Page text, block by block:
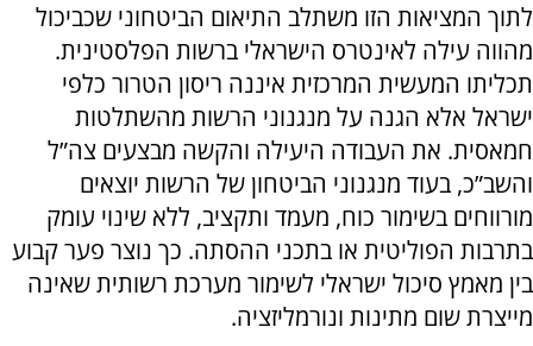
לתוך המציאות הזו משתלב התיאום הביטחוני שכביכול
מהווה עילה לאינטרס הישראלי ברשות הפלסטינית.
תכליתו המעשית המרכזית איננה ריסון הטרור כלפי
ישראל אלא הגנה על מנגנוני הרשות מהשתלטות
חמאסית. את העבודה היעילה והקשה מבצעים צה”ל
והשב”כ, בעוד מנגנוני הביטחון של הרשות יוצאים
מורווחים בשימור כוח, מעמד ותקציב, ללא שינוי עומק
בתרבות הפוליטית או בתכני ההסתה. כך נוצר פער קבוע
בין מאמץ סיכול ישראלי לשימור מערכת רשותית שאינה
מייצרת שום מתינות ונורמליזציה.